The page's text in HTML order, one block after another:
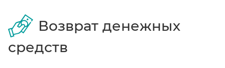
Возврат денежных
средств